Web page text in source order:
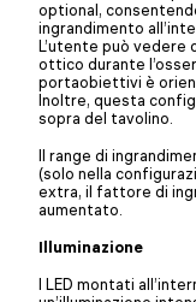
optional,
ingrandimento
L’utente può vedere
ottico durante
portaobiettivi è
Inoltre, questa
sopra del tavolino.
Il range di
(solo nella
extra, il fattore di
aumentato.
Illuminazione
I LED montati